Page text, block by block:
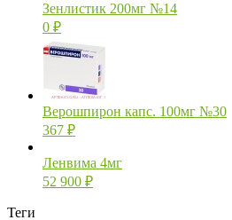
Зенлистик 200мг №14
0 ₽
Верошпирон капс. 100мг №30
367 ₽
Ленвима 4мг
52 900 ₽
Теги